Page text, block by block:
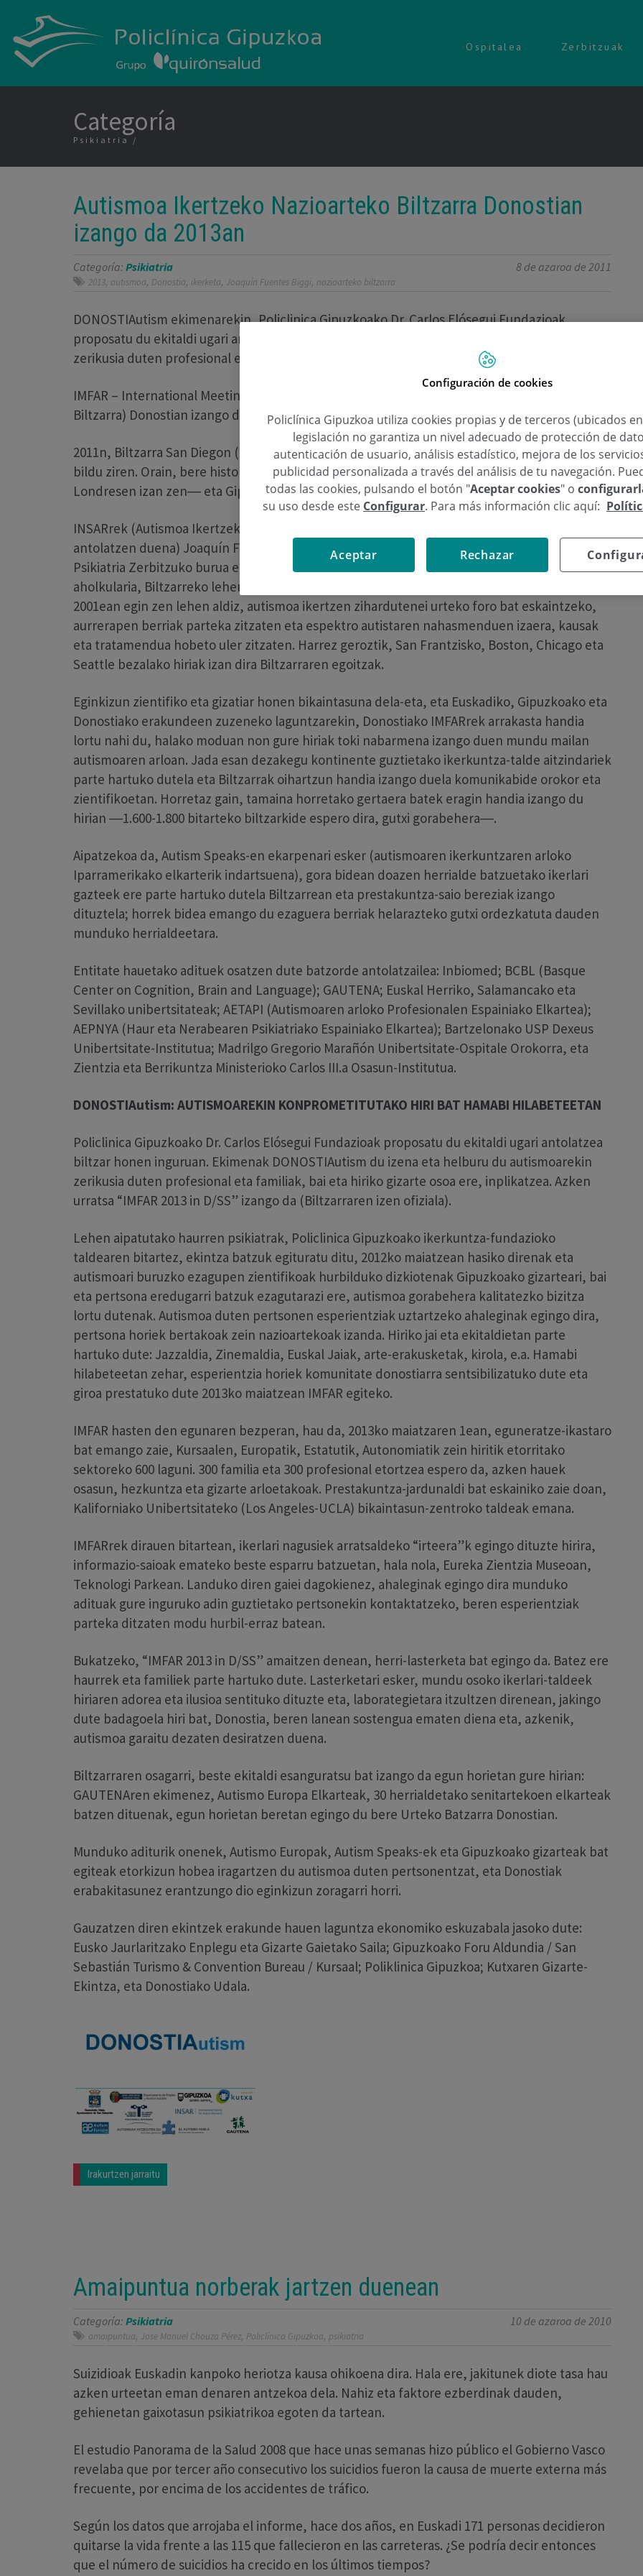
Ospitalea Zerbitzuak
Categoría
Psikiatria
Autismoa Ikertzeko Nazioarteko Biltzarra Donostian
izango da 2013an
Categoría: Psikiatria 8 de azaroa de 2011
2013, autismoa, Donostia, ikerketa, Joaquín Fuentes Biggi, nazioarteko biltzarra
DONOSTIAutism ekimenarekin, Policlinica Gipuzkoako Dr. Carlos Elósegui Fundazioak
proposatu du ekitaldi ugari antolatzea biltzar honen inguruan. Helburua, autismoarekin
zerikusia duten profesional eta familiak, bai eta hiriko gizarte osoa ere, inplikatzea da.
IMFAR – International Meeting for Autism Research (Autismoa Ikertzeko Nazioarteko
Biltzarra) Donostian izango da, 2013ko maiatzaren 2, 3 eta 4an.
2011n, Biltzarra San Diegon (Kalifornia) izan zen eta orduan mundu guztiko 1.700 ikerlari
bildu ziren. Orain, bere historian bigarren aldiz, Iparramerikatik aterako da ―2008an
Londresen izan zen― eta Gipuzkoako hiriburuan izango dugu 2013an.
INSARrek (Autismoa Ikertzeko Nazioarteko Elkartea, irabazi xederik gabeko entitatea, IMFAR
antolatzen duena) Joaquín Fuentes Biggi, Policlinica Gipuzkoako Haur eta Nerabeen
Psikiatria Zerbitzuko burua eta GAUTENAko (Gipuzkoako Autismo Elkartea) Ikerkuntza-
aholkularia, Biltzarreko lehendakari izendatu du eta antolamendua bere esku utzi du. IMFAR
2001ean egin zen lehen aldiz, autismoa ikertzen zihardutenei urteko foro bat eskaintzeko,
aurrerapen berriak parteka zitzaten eta espektro autistaren nahasmenduen izaera, kausak
eta tratamendua hobeto uler zitzaten. Harrez geroztik, San Frantzisko, Boston, Chicago eta
Seattle bezalako hiriak izan dira Biltzarraren egoitzak.
Eginkizun zientifiko eta gizatiar honen bikaintasuna dela-eta, eta Euskadiko, Gipuzkoako eta
Donostiako erakundeen zuzeneko laguntzarekin, Donostiako IMFARrek arrakasta handia
lortu nahi du, halako moduan non gure hiriak toki nabarmena izango duen mundu mailan
autismoaren arloan. Jada esan dezakegu kontinente guztietako ikerkuntza-talde aitzindariek
parte hartuko dutela eta Biltzarrak oihartzun handia izango duela komunikabide orokor eta
zientifikoetan. Horretaz gain, tamaina horretako gertaera batek eragin handia izango du
hirian ―1.600-1.800 bitarteko biltzarkide espero dira, gutxi gorabehera―.
Aipatzekoa da, Autism Speaks-en ekarpenari esker (autismoaren ikerkuntzaren arloko
Iparramerikako elkarterik indartsuena), gora bidean doazen herrialde batzuetako ikerlari
gazteek ere parte hartuko dutela Biltzarrean eta prestakuntza-saio bereziak izango
dituztela; horrek bidea emango du ezaguera berriak helarazteko gutxi ordezkatuta dauden
munduko herrialdeetara.
Entitate hauetako adituek osatzen dute batzorde antolatzailea: Inbiomed; BCBL (Basque
Center on Cognition, Brain and Language); GAUTENA; Euskal Herriko, Salamancako eta
Sevillako unibertsitateak; AETAPI (Autismoaren arloko Profesionalen Espainiako Elkartea);
AEPNYA (Haur eta Nerabearen Psikiatriako Espainiako Elkartea); Bartzelonako USP Dexeus
Unibertsitate-Institutua; Madrilgo Gregorio Marañón Unibertsitate-Ospitale Orokorra, eta
Zientzia eta Berrikuntza Ministerioko Carlos III.a Osasun-Institutua.
DONOSTIAutism: AUTISMOAREKIN KONPROMETITUTAKO HIRI BAT HAMABI HILABETEETAN
Policlinica Gipuzkoako Dr. Carlos Elósegui Fundazioak proposatu du ekitaldi ugari antolatzea
biltzar honen inguruan. Ekimenak DONOSTIAutism du izena eta helburu du autismoarekin
zerikusia duten profesional eta familiak, bai eta hiriko gizarte osoa ere, inplikatzea. Azken
urratsa “IMFAR 2013 in D/SS” izango da (Biltzarraren izen ofiziala).
Lehen aipatutako haurren psikiatrak, Policlinica Gipuzkoako ikerkuntza-fundazioko
taldearen bitartez, ekintza batzuk egituratu ditu, 2012ko maiatzean hasiko direnak eta
autismoari buruzko ezagupen zientifikoak hurbilduko dizkiotenak Gipuzkoako gizarteari, bai
eta pertsona eredugarri batzuk ezagutarazi ere, autismoa gorabehera kalitatezko bizitza
lortu dutenak. Autismoa duten pertsonen esperientziak uztartzeko ahaleginak egingo dira,
pertsona horiek bertakoak zein nazioartekoak izanda. Hiriko jai eta ekitaldietan parte
hartuko dute: Jazzaldia, Zinemaldia, Euskal Jaiak, arte-erakusketak, kirola, e.a. Hamabi
hilabeteetan zehar, esperientzia horiek komunitate donostiarra sentsibilizatuko dute eta
giroa prestatuko dute 2013ko maiatzean IMFAR egiteko.
IMFAR hasten den egunaren bezperan, hau da, 2013ko maiatzaren 1ean, eguneratze-ikastaro
bat emango zaie, Kursaalen, Europatik, Estatutik, Autonomiatik zein hiritik etorritako
sektoreko 600 laguni. 300 familia eta 300 profesional etortzea espero da, azken hauek
osasun, hezkuntza eta gizarte arloetakoak. Prestakuntza-jardunaldi bat eskainiko zaie doan,
Kaliforniako Unibertsitateko (Los Angeles-UCLA) bikaintasun-zentroko taldeak emana.
IMFARrek dirauen bitartean, ikerlari nagusiek arratsaldeko “irteera”k egingo dituzte hirira,
informazio-saioak emateko beste esparru batzuetan, hala nola, Eureka Zientzia Museoan,
Teknologi Parkean. Landuko diren gaiei dagokienez, ahaleginak egingo dira munduko
adituak gure inguruko adin guztietako pertsonekin kontaktatzeko, beren esperientziak
parteka ditzaten modu hurbil-erraz batean.
Bukatzeko, “IMFAR 2013 in D/SS” amaitzen denean, herri-lasterketa bat egingo da. Batez ere
haurrek eta familiek parte hartuko dute. Lasterketari esker, mundu osoko ikerlari-taldeek
hiriaren adorea eta ilusioa sentituko dituzte eta, laborategietara itzultzen direnean, jakingo
dute badagoela hiri bat, Donostia, beren lanean sostengua ematen diena eta, azkenik,
autismoa garaitu dezaten desiratzen duena.
Biltzarraren osagarri, beste ekitaldi esanguratsu bat izango da egun horietan gure hirian:
GAUTENAren ekimenez, Autismo Europa Elkarteak, 30 herrialdetako senitartekoen elkarteak
batzen dituenak, egun horietan beretan egingo du bere Urteko Batzarra Donostian.
Munduko aditurik onenek, Autismo Europak, Autism Speaks-ek eta Gipuzkoako gizarteak bat
egiteak etorkizun hobea iragartzen du autismoa duten pertsonentzat, eta Donostiak
erabakitasunez erantzungo dio eginkizun zoragarri horri.
Gauzatzen diren ekintzek erakunde hauen laguntza ekonomiko eskuzabala jasoko dute:
Eusko Jaurlaritzako Enplegu eta Gizarte Gaietako Saila; Gipuzkoako Foru Aldundia / San
Sebastián Turismo & Convention Bureau / Kursaal; Poliklinica Gipuzkoa; Kutxaren Gizarte-
Ekintza, eta Donostiako Udala.
Irakurtzen jarraitu
Amaipuntua norberak jartzen duenean
Categoría: Psikiatria 10 de azaroa de 2010
amaipuntua, Jose Manuel Chouza Pérez, Policlínica Gipuzkoa, psikiatria
Suizidioak Euskadin kanpoko heriotza kausa ohikoena dira. Hala ere, jakitunek diote tasa hau
azken urteetan eman denaren antzekoa dela. Nahiz eta faktore ezberdinak dauden,
gehienetan gaixotasun psikiatrikoa egoten da tartean.
El estudio Panorama de la Salud 2008 que hace unas semanas hizo público el Gobierno Vasco
revelaba que por tercer año consecutivo los suicidios fueron la causa de muerte externa más
frecuente, por encima de los accidentes de tráfico.
Según los datos que arrojaba el informe, hace dos años, en Euskadi 171 personas decidieron
quitarse la vida frente a las 115 que fallecieron en las carreteras. ¿Se podría decir entonces
que el número de suicidios ha crecido en los últimos tiempos?
Configuración de cookies
Policlínica Gipuzkoa utiliza cookies propias y de terceros (ubicados
legislación no garantiza un nivel adecuado de protección de
autenticación de usuario, análisis estadístico, mejora de los
publicidad personalizada a través del análisis de tu navegación.
todas las cookies, pulsando el botón "Aceptar cookies" o
su uso desde este Configurar. Para más información clic aquí:
Rechazar
Aceptar